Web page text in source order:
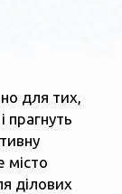
для тих,
прагнуть
місто
ділових